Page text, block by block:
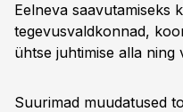
Eelneva saavutamiseks
tegevusvaldkonnad,
ühtse juhtimise alla ning
Suurimad muudatused